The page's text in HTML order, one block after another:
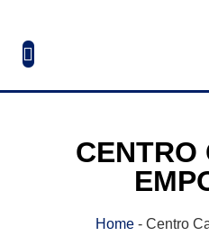
CENTRO
Home - Centro